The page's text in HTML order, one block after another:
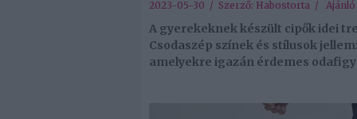
2023-05-30 / Szerző: Habostorta / Ajánló
A gyerekeknek készült cipők idei
Csodaszép színek és stílusok
amelyekre igazán érdemes